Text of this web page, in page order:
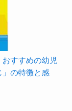
すすめの幼児
の特徴と感